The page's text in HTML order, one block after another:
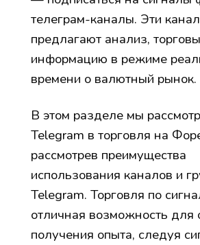
телеграм-каналы. Эти
предлагают анализ,
информацию в режиме
времени о валютный рынок.
В этом разделе мы
Telegram в торговля на
рассмотрев преимущества
использования каналов и
Telegram. Торговля по
отличная возможность для
получения опыта, следуя